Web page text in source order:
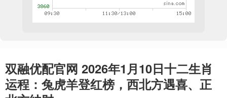
双融优配官网 2026年1月10日十二生肖
运程：兔虎羊登红榜，西北方遇喜、正